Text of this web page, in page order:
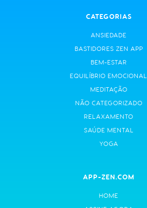
CATEGORIAS
ANSIEDADE
BASTIDORES ZEN APP
BEM-ESTAR
EQUILÍBRIO EMOCIONAL
MEDITAÇÃO
NÃO CATEGORIZADO
RELAXAMENTO
SAÚDE MENTAL
YOGA
APP-ZEN.COM
HOME